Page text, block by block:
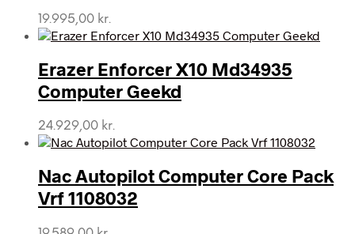
19.995,00 kr.
Erazer Enforcer X10 Md34935
Computer Geekd
24.929,00 kr.
Nac Autopilot Computer Core Pack
Vrf 1108032